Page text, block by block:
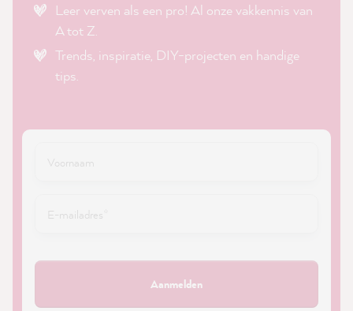
Leer verven als een pro! Al onze vakkennis van
A tot Z.
Trends, inspiratie, DIY-projecten en handige
tips.
Aanmelden